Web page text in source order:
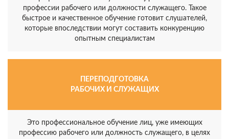
профессии рабочего или должности служащего. Такое
быстрое и качественное обучение готовит слушателей,
которые впоследствии могут составить конкуренцию
опытным специалистам
ПЕРЕПОДГОТОВКА
РАБОЧИХ И СЛУЖАЩИХ
Это профессиональное обучение лиц, уже имеющих
профессию рабочего или должность служащего, в целях